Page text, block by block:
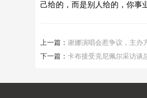
己给的，而是别人给的，你事
上一篇： 谢娜演唱会惹争议，主办
下一篇： 卡布接受克尼佩尔采访谈